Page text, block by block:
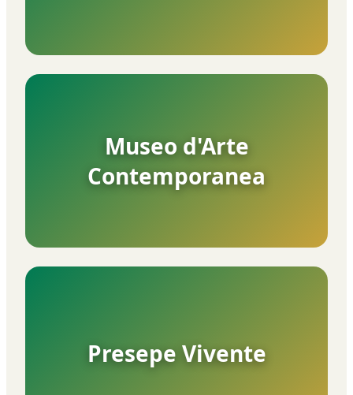
Museo d'Arte
Contemporanea
Presepe Vivente